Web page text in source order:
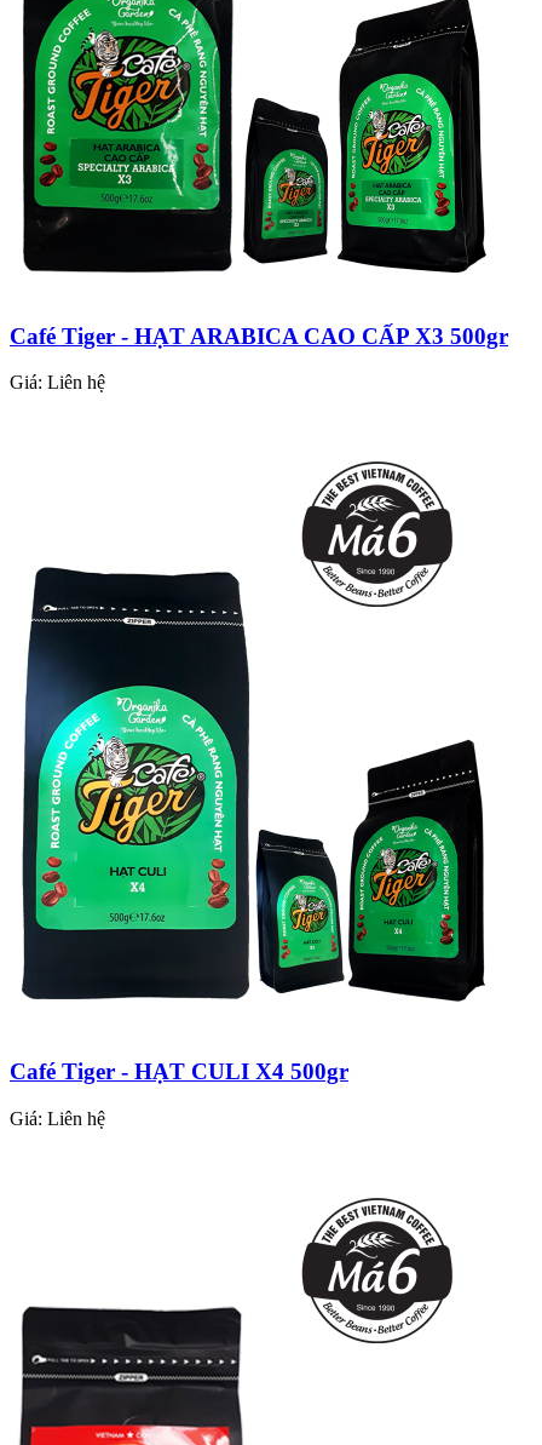
Café Tiger - HẠT ARABICA CAO CẤP X3 500gr
Giá: Liên hệ
Café Tiger - HẠT CULI X4 500gr
Giá: Liên hệ